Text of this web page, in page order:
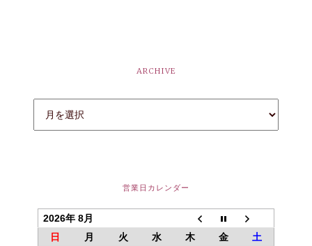
ARCHIVE
営業日カレンダー
2026年 8月
日
月 火 水 木 金
土